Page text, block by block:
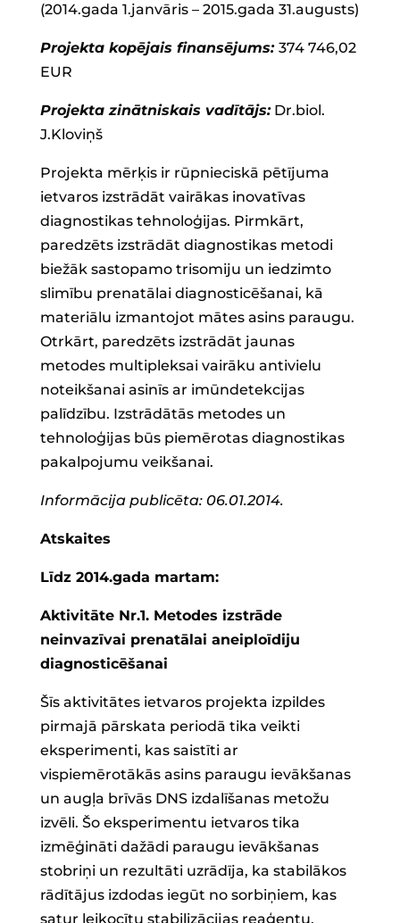
(2014.gada 1.janvāris – 2015.gada 31.augusts)
Projekta kopējais finansējums: 374 746,02
EUR
Projekta zinātniskais vadītājs:Dr.biol.
J.Kloviņš
Projekta mērķis ir rūpnieciskā pētījuma
ietvaros izstrādāt vairākas inovatīvas
diagnostikas tehnoloģijas. Pirmkārt,
paredzēts izstrādāt diagnostikas metodi
biežāk sastopamo trisomiju un iedzimto
slimību prenatālai diagnosticēšanai, kā
materiālu izmantojot mātes asins paraugu.
Otrkārt, paredzēts izstrādāt jaunas
metodes multipleksai vairāku antivielu
noteikšanai asinīs ar imūndetekcijas
palīdzību. Izstrādātās metodes un
tehnoloģijas būs piemērotas diagnostikas
pakalpojumu veikšanai.
Informācija publicēta: 06.01.2014.
Atskaites
Līdz 2014.gada martam:
Aktivitāte Nr.1. Metodes izstrāde
neinvazīvai prenatālai aneiploīdiju
diagnosticēšanai
Šīs aktivitātes ietvaros projekta izpildes
pirmajā pārskata periodā tika veikti
eksperimenti, kas saistīti ar
vispiemērotākās asins paraugu ievākšanas
un augļa brīvās DNS izdalīšanas metožu
izvēli. Šo eksperimentu ietvaros tika
izmēģināti dažādi paraugu ievākšanas
stobriņi un rezultāti uzrādīja, ka stabilākos
rādītājus izdodas iegūt no sorbiņiem, kas
satur leikocītu stabilizācijas reaģentu,